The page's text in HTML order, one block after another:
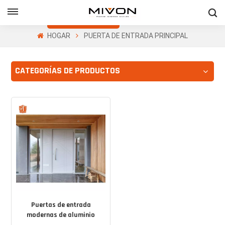
Obtenga Una
Cotización Gratis
HOGAR PUERTA DE ENTRADA PRINCIPAL
CATEGORÍAS DE PRODUCTOS
Puertas de entrada
modernas de aluminio